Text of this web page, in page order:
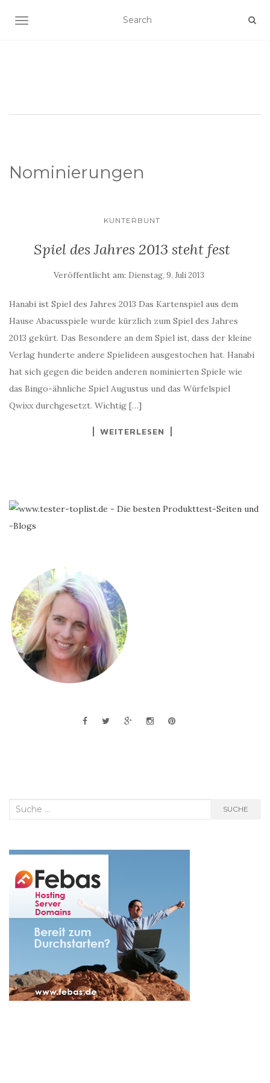
SCHALTE NAVIGATION
Nominierungen
KUNTERBUNT
Spiel des Jahres 2013 steht fest
Veröffentlicht am: Dienstag, 9. Juli 2013
Hanabi ist Spiel des Jahres 2013 Das Kartenspiel aus dem
Hause Abacusspiele wurde kürzlich zum Spiel des Jahres
2013 gekürt. Das Besondere an dem Spiel ist, dass der kleine
Verlag hunderte andere Spielideen ausgestochen hat. Hanabi
hat sich gegen die beiden anderen nominierten Spiele wie
das Bingo-ähnliche Spiel Augustus und das Würfelspiel
Qwixx durchgesetzt. Wichtig […]
WEITERLESEN
Suche
SUCHE